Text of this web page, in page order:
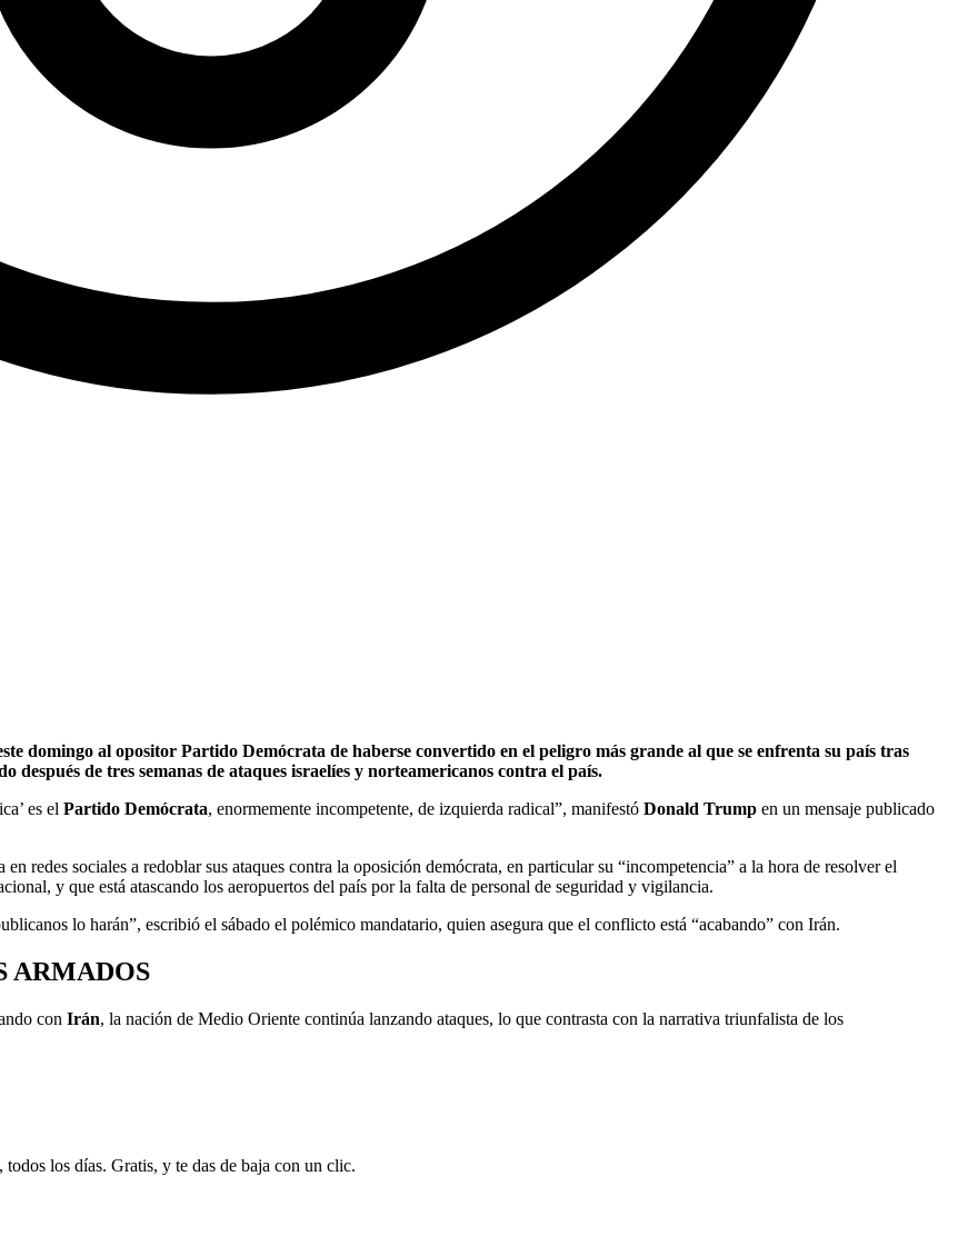
domingo al opositor Partido Demócrata de haberse convertido en el peligro más grande al que se enfrenta su país tras
de tres semanas de ataques israelíes y norteamericanos contra el país.
es el Partido Demócrata, enormemente incompetente, de izquierda radical”, manifestó Donald Trump en un mensaje publicado
en redes sociales a redoblar sus ataques contra la oposición demócrata, en particular su “incompetencia” a la hora de resolver el
y que está atascando los aeropuertos del país por la falta de personal de seguridad y vigilancia.
lo harán”, escribió el sábado el polémico mandatario, quien asegura que el conflicto está “acabando” con Irán.
ARMADOS
con Irán, la nación de Medio Oriente continúa lanzando ataques, lo que contrasta con la narrativa triunfalista de los
los días. Gratis, y te das de baja con un clic.